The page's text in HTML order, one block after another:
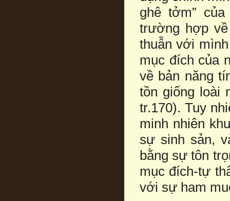
ghê tởm”
trường hợp
thuẫn với
mục đích của
về bản năng
tồn giống loài
tr.170). Tuy
minh nhiên
sự sinh sản,
bằng sự tôn
mục đích-tự
với sự ham